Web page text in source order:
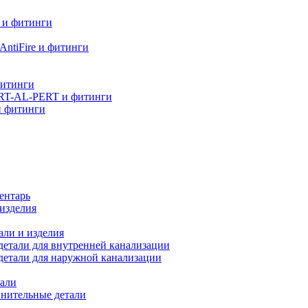
фитинги
и фитинги
AL-PERT и фитинги
фитинги
и изделия
для внутренней канализации
для наружной канализации
детали